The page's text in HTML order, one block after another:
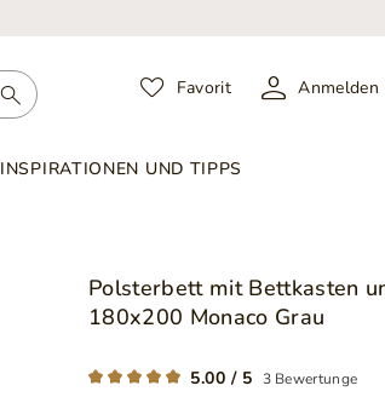
Favorit Anmelden
INSPIRATIONEN UND TIPPS
Polsterbett mit Bettkasten
180x200 Monaco Grau
5.00 / 5 3 Bewertunge